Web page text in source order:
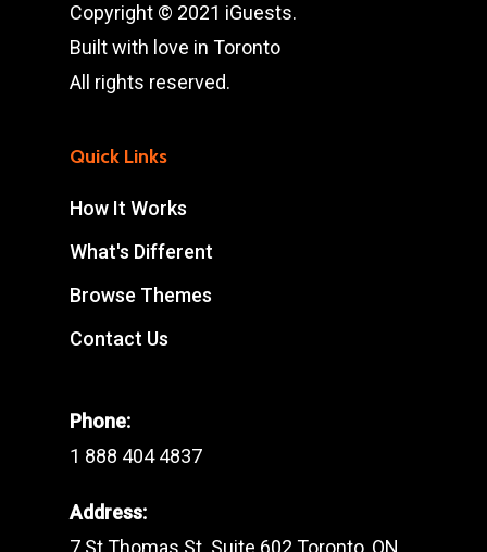
Copyright © 2021 iGuests.
Built with love in Toronto
All rights reserved.
Quick Links
How It Works
What's Different
Browse Themes
Contact Us
Phone:
1 888 404 4837
Address:
7 St Thomas St. Suite 602 Toronto, ON